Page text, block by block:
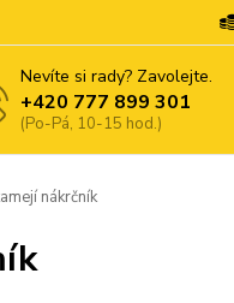
Nevíte si rady? Zavolejte.
+420 777 899 301
(Po-Pá, 10-15 hod.)
nákrčník